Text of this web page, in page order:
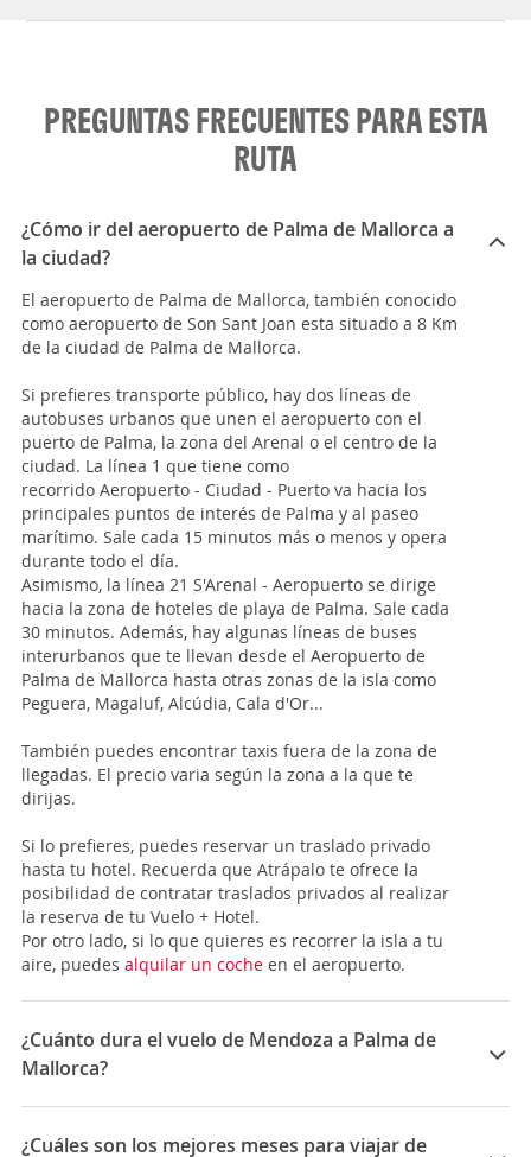
PREGUNTAS FRECUENTES PARA ESTA
RUTA
¿Cómo ir del aeropuerto de Palma de Mallorca a
la ciudad?
El aeropuerto de Palma de Mallorca, también conocido
como aeropuerto de Son Sant Joan esta situado a 8 Km
de la ciudad de Palma de Mallorca.
Si prefieres transporte público, hay dos líneas de
autobuses urbanos que unen el aeropuerto con el
puerto de Palma, la zona del Arenal o el centro de la
ciudad. La línea 1 que tiene como
recorrido Aeropuerto - Ciudad - Puerto va hacia los
principales puntos de interés de Palma y al paseo
marítimo. Sale cada 15 minutos más o menos y opera
durante todo el día.
Asimismo, la línea 21 S'Arenal - Aeropuerto se dirige
hacia la zona de hoteles de playa de Palma. Sale cada
30 minutos. Además, hay algunas líneas de buses
interurbanos que te llevan desde el Aeropuerto de
Palma de Mallorca hasta otras zonas de la isla como
Peguera, Magaluf, Alcúdia, Cala d'Or...
También puedes encontrar taxis fuera de la zona de
llegadas. El precio varia según la zona a la que te
dirijas.
Si lo prefieres, puedes reservar un traslado privado
hasta tu hotel. Recuerda que Atrápalo te ofrece la
posibilidad de contratar traslados privados al realizar
la reserva de tu Vuelo + Hotel.
Por otro lado, si lo que quieres es recorrer la isla a tu
aire, puedes alquilar un coche en el aeropuerto.
¿Cuánto dura el vuelo de Mendoza a Palma de
Mallorca?
La duración media para viajar entre Mendoza y Palma
de Mallorca es 29:10
¿Cuáles son los mejores meses para viajar de